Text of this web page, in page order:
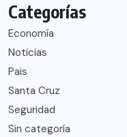
Categorías
Economía
Noticias
Pais
Santa Cruz
Seguridad
Sin categoría